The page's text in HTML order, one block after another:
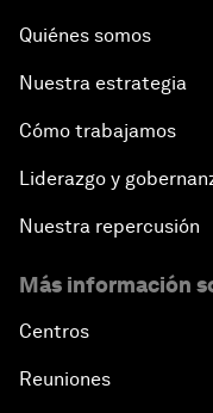
Quiénes somos
Nuestra estrategia
Cómo trabajamos
Liderazgo y
Nuestra repercusión
Más información
Centros
Reuniones